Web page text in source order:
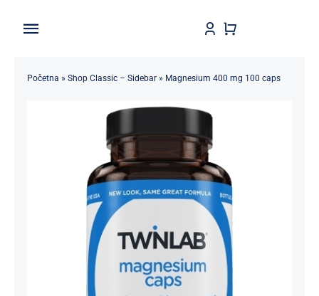
Toggle
Home
POPUSTI 5-50%
Početna » Shop Classic – Sidebar» Magnesium 400 mg 100 caps